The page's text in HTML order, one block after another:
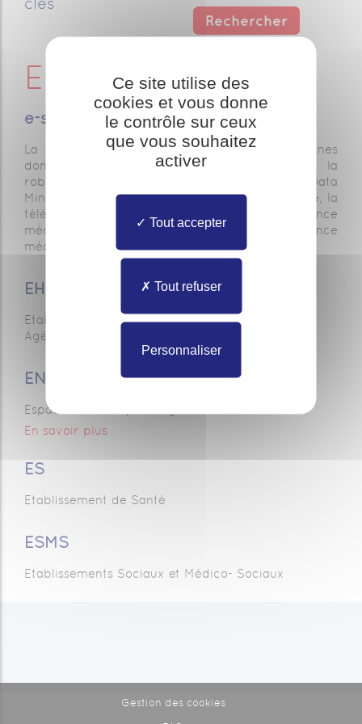
E
e-santé
La e-santé englobe de nombreux sous-domaines
dont les principaux sont : les SIS, les SIH, la
robotique médicale, le Big Data/Open Data/Data
Mining, la télésanté, la m-santé, la télémédecine, la
téléconsultation, la téléexpertise, la téléassistance
médicale, la régulation médicale, la télésurveillance
médicale et le télésoin.
EHPAD
Etablissement d'Hébergement pour Personnes
Agées Dépendantes
ENRS
Espaces Numériques Régionaux de Santé
En savoir plus
ES
Etablissement de Santé
ESMS
Etablissements Sociaux et Médico- Sociaux
Gestion des cookies
Ce site utilise des
cookies et vous donne
le contrôle sur ceux
que vous souhaitez
activer
Tout accepter
Tout refuser
Personnaliser